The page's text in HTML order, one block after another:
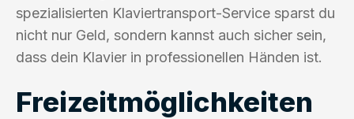
spezialisierten Klaviertransport-Service sparst du
nicht nur Geld, sondern kannst auch sicher sein,
dass dein Klavier in professionellen Händen ist.
Freizeitmöglichkeiten